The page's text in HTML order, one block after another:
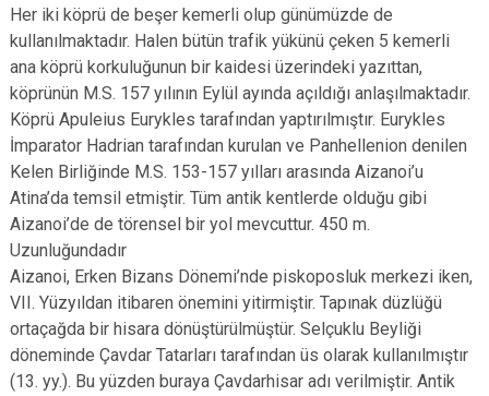
Her iki köprü de beşer kemerli olup günümüzde de
kullanılmaktadır. Halen bütün trafik yükünü çeken 5 kemerli
ana köprü korkuluğunun bir kaidesi üzerindeki yazıttan,
köprünün M.S. 157 yılının Eylül ayında açıldığı anlaşılmaktadır.
Köprü Apuleius Eurykles tarafından yaptırılmıştır. Eurykles
İmparator Hadrian tarafından kurulan ve Panhellenion denilen
Kelen Birliğinde M.S. 153-157 yılları arasında Aizanoi’u
Atina’da temsil etmiştir. Tüm antik kentlerde olduğu gibi
Aizanoi’de de törensel bir yol mevcuttur. 450 m.
Uzunluğundadır
Aizanoi, Erken Bizans Dönemi’nde piskoposluk merkezi iken,
VII. Yüzyıldan itibaren önemini yitirmiştir. Tapınak düzlüğü
ortaçağda bir hisara dönüştürülmüştür. Selçuklu Beyliği
döneminde Çavdar Tatarları tarafından üs olarak kullanılmıştır
(13. yy.). Bu yüzden buraya Çavdarhisar adı verilmiştir. Antik